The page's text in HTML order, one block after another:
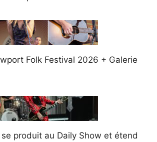
Folk Festival 2026 + Galerie
produit au Daily Show et étend